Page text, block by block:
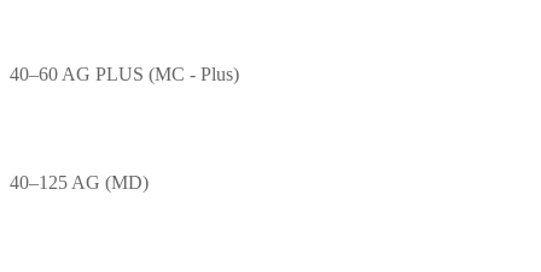
40–60 AG PLUS (MC - Plus)
40–125 AG (MD)